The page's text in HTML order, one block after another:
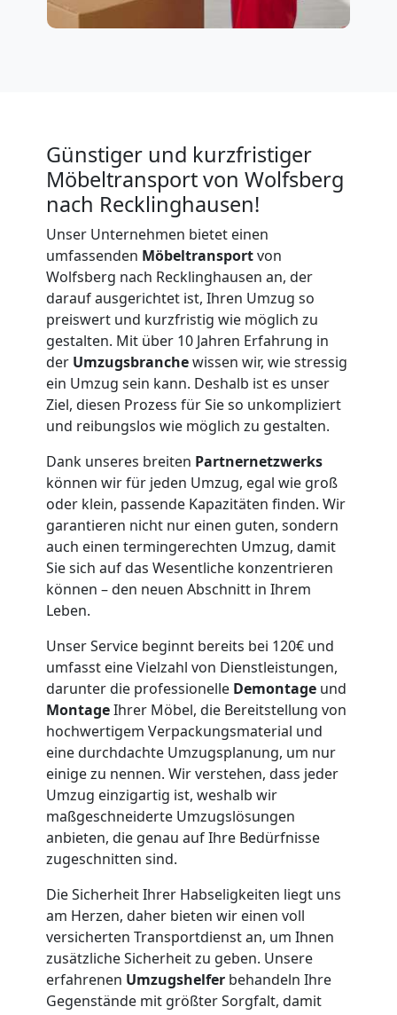
Günstiger und kurzfristiger
Möbeltransport von Wolfsberg
nach Recklinghausen!
Unser Unternehmen bietet einen
umfassenden Möbeltransportvon
Wolfsberg nach Recklinghausen an, der
darauf ausgerichtet ist, Ihren Umzug so
preiswert und kurzfristig wie möglich zu
gestalten. Mit über 10 Jahren Erfahrung in
der Umzugsbranchewissen wir, wie stressig
ein Umzug sein kann. Deshalb ist es unser
Ziel, diesen Prozess für Sie so unkompliziert
und reibungslos wie möglich zu gestalten.
Dank unseres breiten Partnernetzwerks
können wir für jeden Umzug, egal wie groß
oder klein, passende Kapazitäten finden. Wir
garantieren nicht nur einen guten, sondern
auch einen termingerechten Umzug, damit
Sie sich auf das Wesentliche konzentrieren
können – den neuen Abschnitt in Ihrem
Leben.
Unser Service beginnt bereits bei 120€ und
umfasst eine Vielzahl von Dienstleistungen,
darunter die professionelle Demontage und
MontageIhrer Möbel, die Bereitstellung von
hochwertigem Verpackungsmaterial und
eine durchdachte Umzugsplanung, um nur
einige zu nennen. Wir verstehen, dass jeder
Umzug einzigartig ist, weshalb wir
maßgeschneiderte Umzugslösungen
anbieten, die genau auf Ihre Bedürfnisse
zugeschnitten sind.
Die Sicherheit Ihrer Habseligkeiten liegt uns
am Herzen, daher bieten wir einen voll
versicherten Transportdienst an, um Ihnen
zusätzliche Sicherheit zu geben. Unsere
erfahrenen Umzugshelfer behandeln Ihre
Gegenstände mit größter Sorgfalt, damit
Umzugshelfer
Wolfsberg
Möbeltaxi
Wolfsberg
Kleintransport
Wolfsberg
Möbelmontage
Wolfsberg